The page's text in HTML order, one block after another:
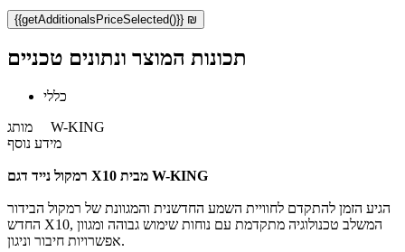
{{getAdditionalsPriceSelected()}} ₪
תכונות המוצר ונתונים טכניים
כללי
מותג W-KING
מידע נוסף
רמקול נייד דגם X10 מבית W-KING
הגיע הזמן להתקדם לחוויית השמע החדשנית והמגוונת של רמקול הבידור
החדש X10, המשלב טכנולוגיה מתקדמת עם נוחות שימוש גבוהה ומגוון
אפשרויות חיבור וניגון.